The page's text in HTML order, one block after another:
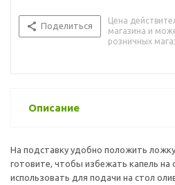
Поделиться
Цена
магазина и
розничных
Описание
На подставку удобно положить
готовите, чтобы избежать капель
использовать для подачи на стол